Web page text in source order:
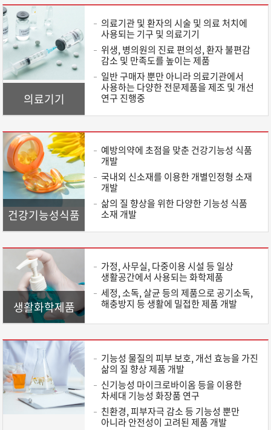
의료기기
의료기관 및 환자의 시술 및 의료 처치에
사용되는 기구 및 의료기기
위생, 병의원의 진료 편의성, 환자 불편감
감소 및 만족도를 높이는 제품
일반 구매자 뿐만 아니라 의료기관에서
사용하는 다양한 전문제품을 제조 및 개선
연구 진행중
건강기능성식품
예방의약에 초점을 맞춘 건강기능성 식품
개발
국내외 신소재를 이용한 개별인정형 소재
개발
삶의 질 향상을 위한 다양한 기능성 식품
소재 개발
생활화학제품
가정, 사무실, 다중이용 시설 등 일상
생활공간에서 사용되는 화학제품
세정, 소독, 살균 등의 제품으로 공기소독,
해충방지 등 생활에 밀접한 제품 개발
기능성 물질의 피부 보호, 개선 효능을 가진
삶의 질 향상 제품 개발
신기능성 마이크로바이옴 등을 이용한
차세대 기능성 화장품 연구
친환경, 피부자극 감소 등 기능성 뿐만
아니라 안전성이 고려된 제품 개발